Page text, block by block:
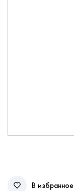
В избранное